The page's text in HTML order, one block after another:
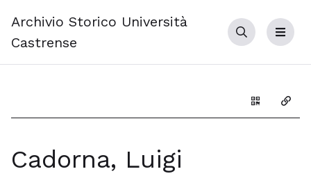
Archivio Storico Università
Castrense
Cerca Menu
Genera il
Cadorna, Luigi